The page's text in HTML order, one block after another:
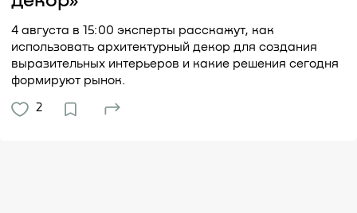
4 августа в 15:00 эксперты расскажут, как
использовать архитектурный декор для создания
выразительных интерьеров и какие решения сегодня
формируют рынок.
2